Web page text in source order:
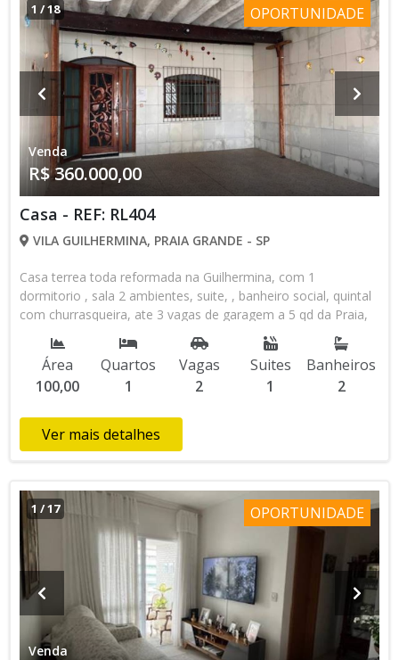
1 /18 OPORTUNIDADE
Venda
R$ 360.000,00
Casa - REF: RL404
VILA GUILHERMINA, PRAIA GRANDE - SP
Casa terrea toda reformada na Guilhermina, com 1
dormitorio , sala 2 ambientes, suite, , banheiro social, quintal
com churrasqueira, ate 3 vagas de garagem a 5 qd da Praia,
Área
100,00
Quartos
1
Vagas
2
Suites
1
Banheiros
2
Ver mais detalhes
1 /17 OPORTUNIDADE
Venda